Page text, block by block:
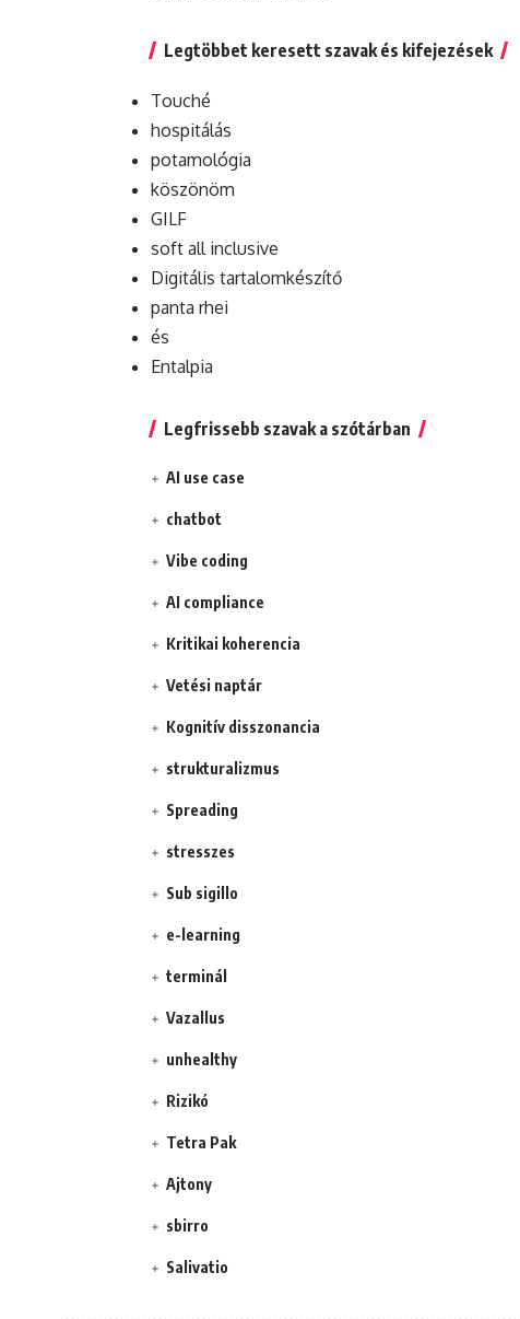
Legtöbbet keresett szavak és kifejezések
Touché
hospitálás
potamológia
köszönöm
GILF
soft all inclusive
Digitális tartalomkészítő
panta rhei
és
Entalpia
Legfrissebb szavak a szótárban
AI use case
chatbot
Vibe coding
AI compliance
Kritikai koherencia
Vetési naptár
Kognitív disszonancia
strukturalizmus
Spreading
stresszes
Sub sigillo
e-learning
terminál
Vazallus
unhealthy
Rizikó
Tetra Pak
Ajtony
sbirro
Salivatio